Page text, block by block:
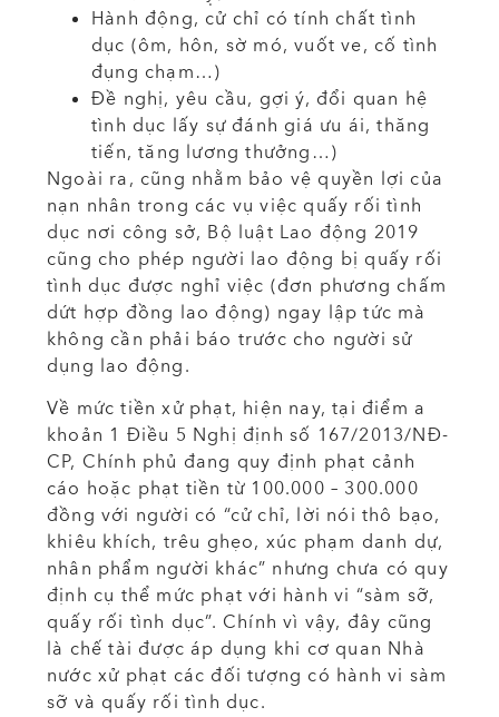
Hành động, cử chỉ có tính chất tình
dục (ôm, hôn, sờ mó, vuốt ve, cố tình
đụng chạm…)
Đề nghị, yêu cầu, gợi ý, đổi quan hệ
tình dục lấy sự đánh giá ưu ái, thăng
tiến, tăng lương thưởng…)
Ngoài ra, cũng nhằm bảo vệ quyền lợi của
nạn nhân trong các vụ việc quấy rối tình
dục nơi công sở, Bộ luật Lao động 2019
cũng cho phép người lao động bị quấy rối
tình dục được nghỉ việc (đơn phương chấm
dứt hợp đồng lao động) ngay lập tức mà
không cần phải báo trước cho người sử
dụng lao động.
Về mức tiền xử phạt, hiện nay, tại điểm a
khoản 1 Điều 5 Nghị định số 167/2013/NĐ-
CP, Chính phủ đang quy định phạt cảnh
cáo hoặc phạt tiền từ 100.000 – 300.000
đồng với người có “cử chỉ, lời nói thô bạo,
khiêu khích, trêu ghẹo, xúc phạm danh dự,
nhân phẩm người khác” nhưng chưa có quy
định cụ thể mức phạt với hành vi “sàm sỡ,
quấy rối tình dục”. Chính vì vậy, đây cũng
là chế tài được áp dụng khi cơ quan Nhà
nước xử phạt các đối tượng có hành vi sàm
sỡ và quấy rối tình dục.